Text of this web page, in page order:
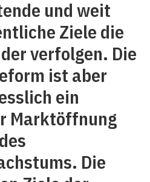
und weit
Ziele die
verfolgen. Die
ist aber
ein
Marktöffnung
Die